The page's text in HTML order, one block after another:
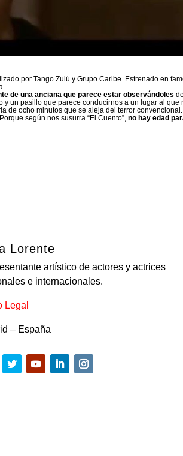
por Tango Zulú y Grupo Caribe. Estrenado en
de una anciana que parece estar observándoles
y un pasillo que parece conducirnos a un lugar al que
de ocho minutos que se aleja del terror
según nos susurra “El Cuento”,no hay edad
Lorente
artístico de actores y actrices
e internacionales.
Legal
– España